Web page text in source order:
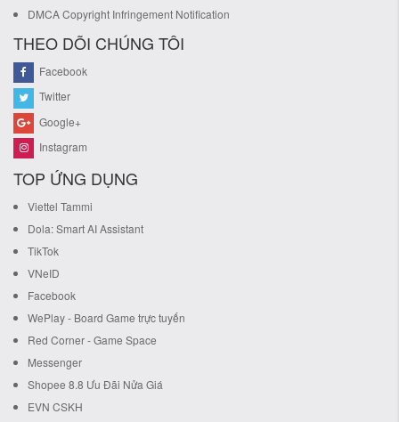
DMCA Copyright Infringement Notification
THEO DÕI CHÚNG TÔI
Facebook
Twitter
Google+
Instagram
TOP ỨNG DỤNG
Viettel Tammi
Dola: Smart AI Assistant
TikTok
VNeID
Facebook
WePlay - Board Game trực tuyến
Red Corner - Game Space
Messenger
Shopee 8.8 Ưu Đãi Nửa Giá
EVN CSKH